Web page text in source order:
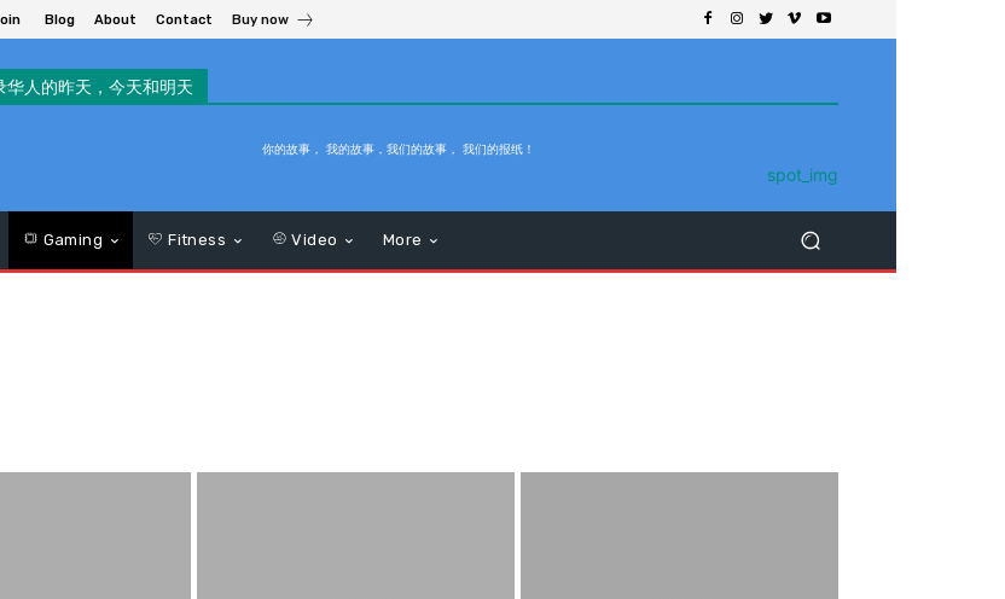
Blog About Contact Buy now
华人的昨天，今天和明天
你的故事， 我的故事，我们的故事， 我们的报纸！
Gaming Fitness Video More